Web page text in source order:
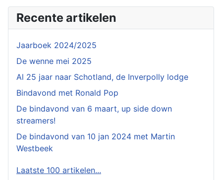
Recente artikelen
Jaarboek 2024/2025
De wenne mei 2025
Al 25 jaar naar Schotland, de Inverpolly lodge
Bindavond met Ronald Pop
De bindavond van 6 maart, up side down
streamers!
De bindavond van 10 jan 2024 met Martin
Westbeek
Laatste 100 artikelen...